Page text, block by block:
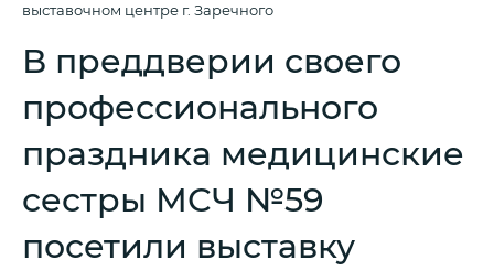
выставочном центре г. Заречного
В преддверии своего
профессионального
праздника медицинские
сестры МСЧ №59
посетили выставку